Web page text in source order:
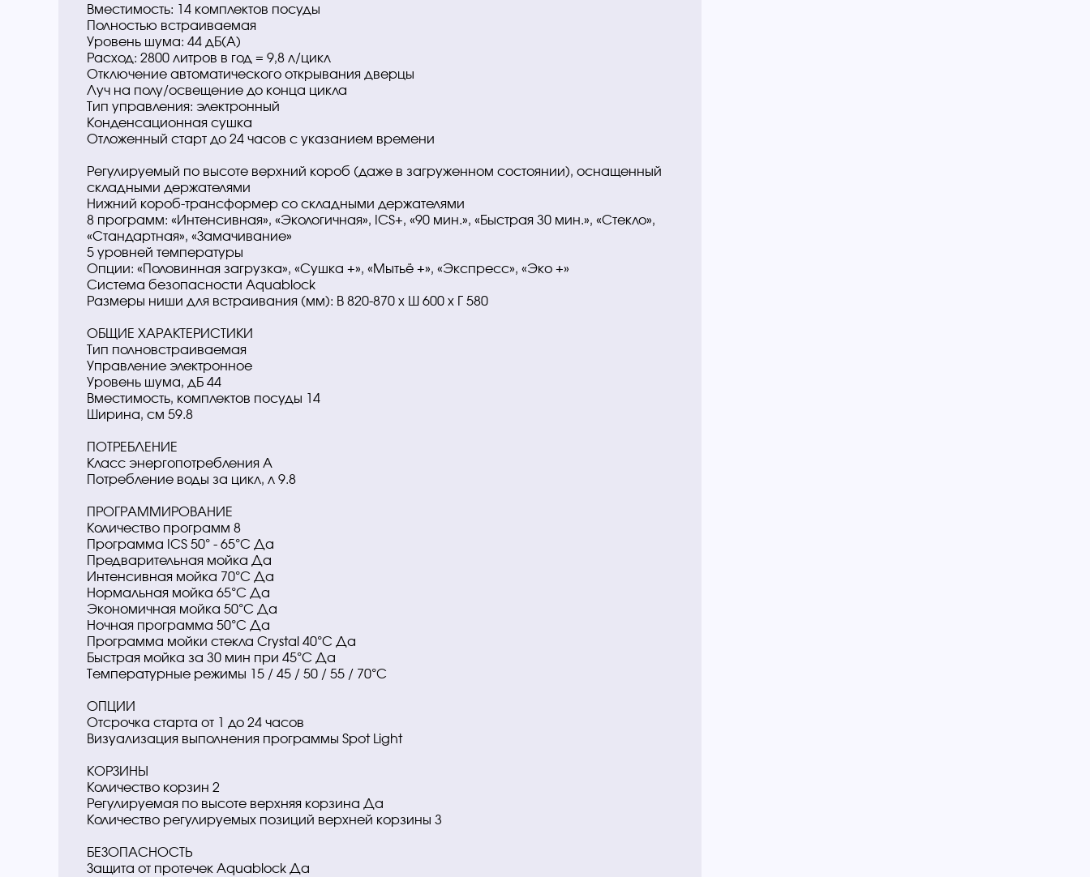
Вместимость: 14 комплектов посуды
Полностью встраиваемая
Уровень шума: 44 дБ(А)
Расход: 2800 литров в год = 9,8 л/цикл
Отключение автоматического открывания дверцы
Луч на полу/освещение до конца цикла
Тип управления: электронный
Конденсационная сушка
Отложенный старт до 24 часов с указанием времени
Регулируемый по высоте верхний короб (даже в загруженном состоянии), оснащенный
складными держателями
Нижний короб-трансформер со складными держателями
8 программ: «Интенсивная», «Экологичная», ICS+, «90 мин.», «Быстрая 30 мин.», «Стекло»,
«Стандартная», «Замачивание»
5 уровней температуры
Опции: «Половинная загрузка», «Сушка +», «Мытьё +», «Экспресс», «Эко +»
Система безопасности Aquablock
Размеры ниши для встраивания (мм): В 820-870 x Ш 600 x Г 580
ОБЩИЕ ХАРАКТЕРИСТИКИ
Тип полновстраиваемая
Управление электронное
Уровень шума, дБ 44
Вместимость, комплектов посуды 14
Ширина, см 59.8
ПОТРЕБЛЕНИЕ
Класс энергопотребления A
Потребление воды за цикл, л 9.8
ПРОГРАММИРОВАНИЕ
Количество программ 8
Программа ICS 50° - 65°C Да
Предварительная мойка Да
Интенсивная мойка 70°C Да
Нормальная мойка 65°C Да
Экономичная мойка 50°C Да
Ночная программа 50°C Да
Программа мойки стекла Crystal 40°C Да
Быстрая мойка за 30 мин при 45°C Да
Температурные режимы 15 / 45 / 50 / 55 / 70°С
ОПЦИИ
Отсрочка старта от 1 до 24 часов
Визуализация выполнения программы Spot Light
КОРЗИНЫ
Количество корзин 2
Регулируемая по высоте верхняя корзина Да
Количество регулируемых позиций верхней корзины 3
БЕЗОПАСНОСТЬ
Защита от протечек Aquablock Да